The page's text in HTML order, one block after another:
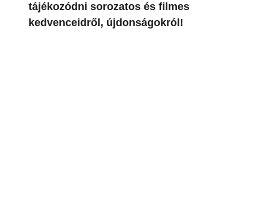
tájékozódni sorozatos és filmes
kedvenceidről, újdonságokról!